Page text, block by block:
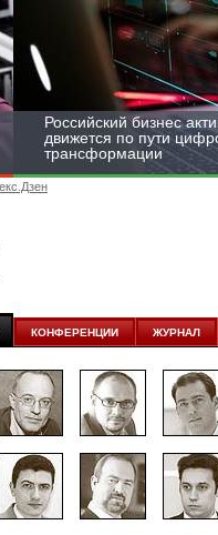
Российский бизнес
движется по пути
трансформации
КОНФЕРЕНЦИИ ЖУРНАЛ